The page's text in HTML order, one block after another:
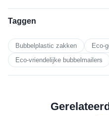
Taggen
Bubbelplastic zakken
Eco-
Eco-vriendelijke bubbelmailers